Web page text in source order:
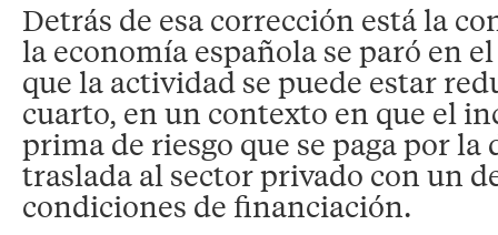
Detrás de esa corrección está la
la economía española se paró en
que la actividad se puede estar
cuarto, en un contexto en que el
prima de riesgo que se paga por la
traslada al sector privado con un
condiciones de financiación.